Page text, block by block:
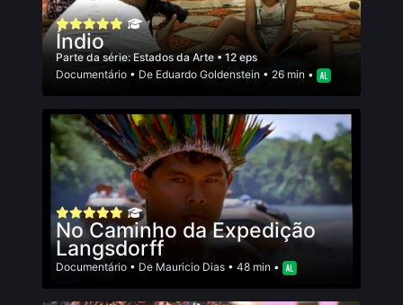
Índio
Parte da série:Estados da Arte • 12 eps
Documentário • De Eduardo Goldenstein • 26 min •
No Caminho da Expedição
Langsdorff
Documentário • De Mauricio Dias • 48 min •